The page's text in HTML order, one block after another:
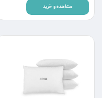
مشاهده و خرید